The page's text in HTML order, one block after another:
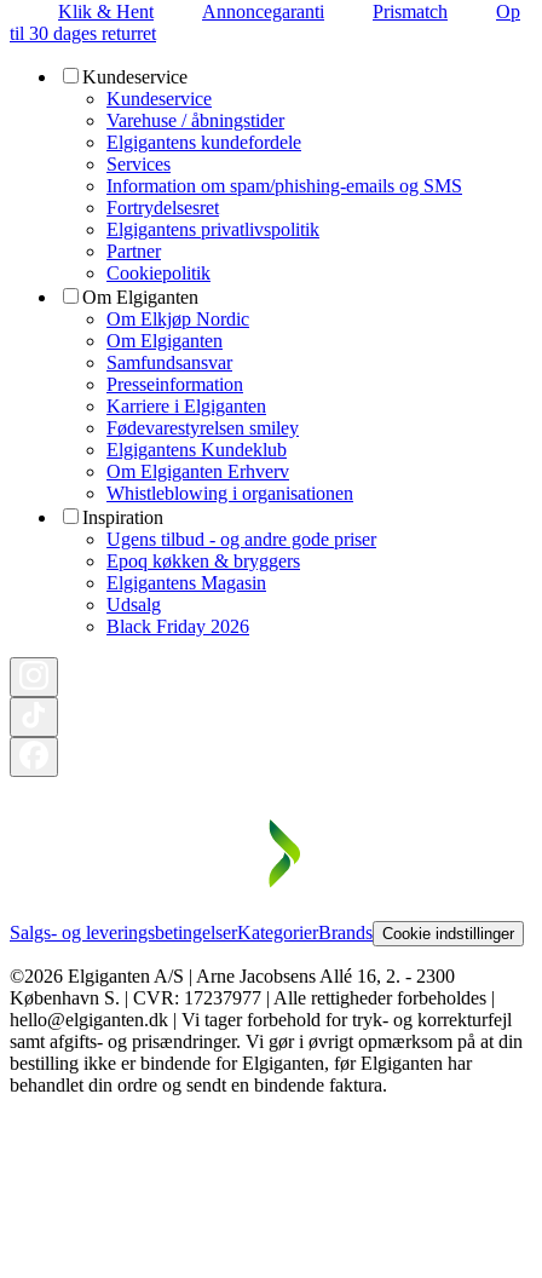
Klik & Hent Annoncegaranti Prismatch
Op
til 30 dages returret
Kundeservice
Kundeservice
Varehuse / åbningstider
Elgigantens kundefordele
Services
Information om spam/phishing-emails og SMS
Fortrydelsesret
Elgigantens privatlivspolitik
Partner
Cookiepolitik
Om Elgiganten
Om Elkjøp Nordic
Om Elgiganten
Samfundsansvar
Presseinformation
Karriere i Elgiganten
Fødevarestyrelsen smiley
Elgigantens Kundeklub
Om Elgiganten Erhverv
Whistleblowing i organisationen
Inspiration
Ugens tilbud - og andre gode priser
Epoq køkken & bryggers
Elgigantens Magasin
Udsalg
Black Friday 2026
Salgs- og leveringsbetingelserKategorierBrands Cookie indstillinger
©2026 Elgiganten A/S | Arne Jacobsens Allé 16, 2. - 2300
København S. | CVR: 17237977 | Alle rettigheder forbeholdes |
hello@elgiganten.dk | Vi tager forbehold for tryk- og korrekturfejl
samt afgifts- og prisændringer. Vi gør i øvrigt opmærksom på at din
bestilling ikke er bindende for Elgiganten, før Elgiganten har
behandlet din ordre og sendt en bindende faktura.